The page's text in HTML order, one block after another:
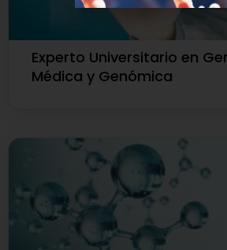
Experto Universitario en
Médica y Genómica